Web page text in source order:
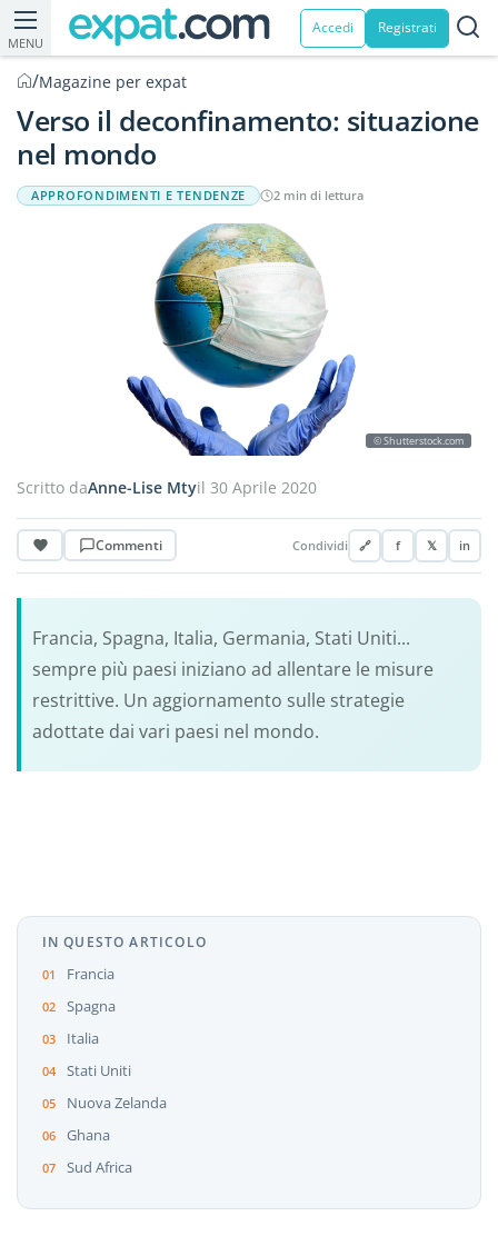
MENU
Accedi Registrati
/Magazine per expat
Verso il deconfinamento: situazione
nel mondo
APPROFONDIMENTI E TENDENZE 2 min di lettura
© Shutterstock.com
Scritto daAnne-Lise Mtyil 30 Aprile 2020
Commenti Condividi 🔗 f 𝕏 in
Francia, Spagna, Italia, Germania, Stati Uniti...
sempre più paesi iniziano ad allentare le misure
restrittive. Un aggiornamento sulle strategie
adottate dai vari paesi nel mondo.
IN QUESTO ARTICOLO
Francia
Spagna
Italia
Stati Uniti
Nuova Zelanda
Ghana
Sud Africa